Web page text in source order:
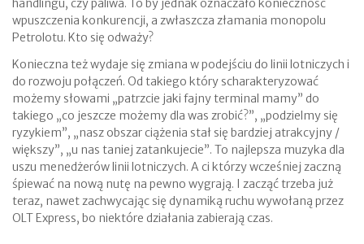
handlingu, czy paliwa. To by jednak oznaczało konieczność
wpuszczenia konkurencji, a zwłaszcza złamania monopolu
Petrolotu. Kto się odważy?
Konieczna też wydaje się zmiana w podejściu do linii lotniczych i
do rozwoju połączeń. Od takiego który scharakteryzować
możemy słowami „patrzcie jaki fajny terminal mamy” do
takiego „co jeszcze możemy dla was zrobić?”, „podzielmy się
ryzykiem”, „nasz obszar ciążenia stał się bardziej atrakcyjny /
większy”, „u nas taniej zatankujecie”. To najlepsza muzyka dla
uszu menedżerów linii lotniczych. A ci którzy wcześniej zaczną
śpiewać na nową nutę na pewno wygrają. I zacząć trzeba już
teraz, nawet zachwycając się dynamiką ruchu wywołaną przez
OLT Express, bo niektóre działania zabierają czas.